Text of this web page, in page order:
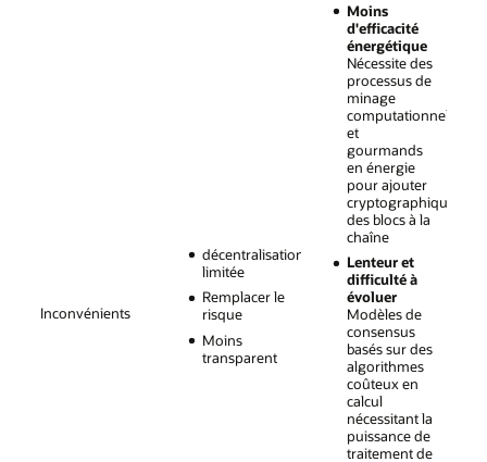
Inconvénients
décentralisation
limitée
Remplacer le
risque
Moins
transparent
Moins
d'efficacité
énergétique
Nécessite des
processus de
minage
computationnels
et
gourmands
en énergie
pour ajouter
des blocs à la
chaîne
Lenteur et
difficulté à
évoluer
Modèles de
consensus
basés sur des
algorithmes
coûteux en
calcul
nécessitant la
puissance de
traitement de